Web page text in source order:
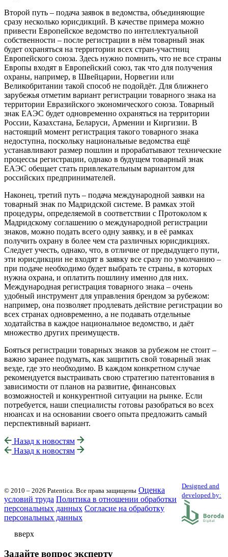
Второй путь – подача заявок в ведомства, объединяющие
сразу несколько юрисдикций. В качестве примера можно
привести Европейское ведомство по интеллектуальной
собственности – после регистрации в нём товарный знак
будет охраняться на территории всех стран-участниц
Европейского союза. Здесь нужно помнить, что не все страны
Европы входят в Европейский союз, так что для получения
охраны, например, в Швейцарии, Норвегии или
Великобритании такой способ не подойдёт. Для ближнего
зарубежья отметим вариант регистрации товарного знака на
территории Евразийского экономического союза. Товарный
знак ЕАЭС будет одновременно охраняться на территории
России, Казахстана, Беларуси, Армении и Киргизии. В
настоящий момент регистрация такого товарного знака
недоступна, поскольку национальные ведомства ещё
устанавливают размер пошлин и прорабатывают технические
процессы регистрации, однако в будущем товарный знак
ЕАЭС обещает стать привлекательным вариантом для
российских предпринимателей.
Наконец, третий путь – подача международной заявки на
товарный знак по Мадридской системе. В рамках этой
процедуры, определяемой в соответствии с Протоколом к
Мадридскому соглашению о международной регистрации
знаков, можно подать всего одну заявку, и в её рамках
получить охрану в более чем ста различных юрисдикциях.
Следует учесть, однако, что, в отличие от предыдущего пути,
эти юрисдикции не входят в заявку все сразу по умолчанию –
при подаче необходимо будет выбрать те страны, в которых
нужна охрана, и оплатить пошлину именно для них.
Международная регистрация товарного знака – очень
удобный инструмент для управления брендом за рубежом:
например, она позволяет продлевать действие регистрации во
всех странах одновременно, а не подавать отдельные
ходатайства в каждое национальное ведомство, и даёт
множество других преимуществ.
Бояться регистрации товарных знаков за рубежом не стоит –
важно заранее подумать, как защитить свой товарный знак
везде, где это необходимо. В каждом конкретном случае
рекомендуется выстраивать свою стратегию патентования в
зависимости от планов на развитие, финансовых
возможностей и конкурентной ситуации на рынке. Если
потребуется, наши специалисты готовы разобраться во всех
нюансах и на основании своего опыта предложить самый
перспективный вариант.
Назад к новостям
Назад к новостям
© 2010 – 2026 Patentica. Все права защищены Оценка
условий труда Политика в отношении обработки
персональных данных Cогласие на обработку
персональных данных
Designed and
developed by:
вверх
Задайте вопрос эксперту